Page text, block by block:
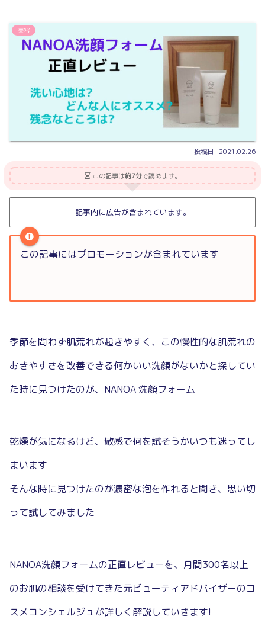
美容
2021.02.26
この記事は約7分で読めます。
記事内に広告が含まれています。
この記事にはプロモーションが含まれています
季節を問わず肌荒れが起きやすく、この慢性的な肌荒れの
おきやすさを改善できる何かいい洗顔がないかと探してい
た時に見つけたのが、NANOA 洗顔フォーム
乾燥が気になるけど、敏感で何を試そうかいつも迷ってし
まいます
そんな時に見つけたのが濃密な泡を作れると聞き、思い切
って試してみました
NANOA洗顔フォームの正直レビューを、月間300名以上
のお肌の相談を受けてきた元ビューティアドバイザーのコ
スメコンシェルジュが詳しく解説していきます!